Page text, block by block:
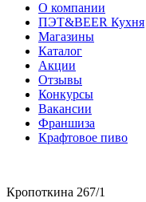
О компании
ПЭТ&BEER Кухня
Магазины
Каталог
Акции
Отзывы
Конкурсы
Вакансии
Франшиза
Крафтовое пиво
Кропоткина 267/1